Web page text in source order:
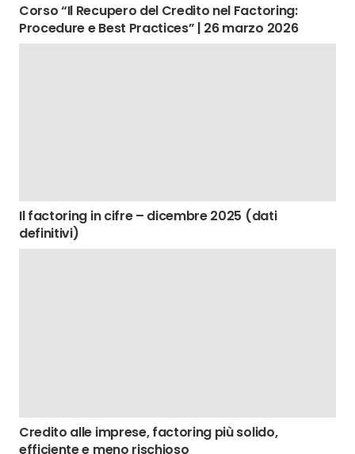
Corso “Il Recupero del Credito nel Factoring:
Procedure e Best Practices” | 26 marzo 2026
Il factoring in cifre – dicembre 2025 (dati
definitivi)
Credito alle imprese, factoring più solido,
efficiente e meno rischioso